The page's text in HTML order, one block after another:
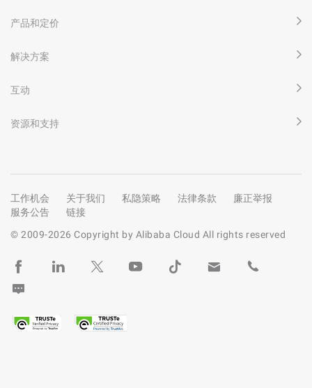
产品和定价
解决方案
互动
资源和支持
工作机会 关于我们 私隐策略 法律条款
廉正举报
服务公告
链接
© 2009-2026 Copyright by Alibaba Cloud All rights reserved